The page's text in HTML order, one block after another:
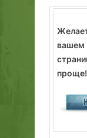
проще!